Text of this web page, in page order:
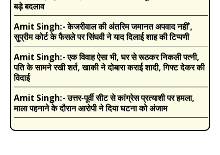
अगस्त को विधानसभा घेरेंगे
05 Aug, 6:15 AM :अभिजीत दीपके बोले- पॉलिटिकल पार्टी नहीं
बनाएंगे:कॉकरोच जनता पार्टी प्रेशर ग्रुप की तरह काम करेगी, देश को जन-
आंदोलन की जरूरत
04 Aug, 11:55 PM :लुधियाना में प्रेमी संग बेटी उठाकर भागी
मां,VIDEO:चचेरी बहन छुड़ाने लगी तो थप्पड़ मारे, स्कूटी से 50 मीटर तक
घसीटा
04 Aug, 11:30 PM :अमृतसर- बहन घर नहीं आई तो भाई ने टांग
तोड़ी,VIDEO:लोहे की रॉड से 15 सेकेंड में 12 वार किए; मायके से ससुराल
Amit Singh:-केजरीवाल की अंतरिम जमानत अपवाद नहीं’,
सुप्रीम कोर्ट के फैसले पर सिंघवी ने याद दिलाई शाह की टिप्पणी
Amit Singh:-एक विवाह ऐसा भी, घर से रूठकर निकली पत्नी,
पति के सामने रखी शर्त, खाकी ने दोबारा कराई शादी, गिफ्ट देकर की
विदाई
Amit Singh:-उत्तर-पूर्वी सीट से कांग्रेस प्रत्याशी पर हमला,
माला पहनाने के दौरान आरोपी ने दिया घटना को अंजाम